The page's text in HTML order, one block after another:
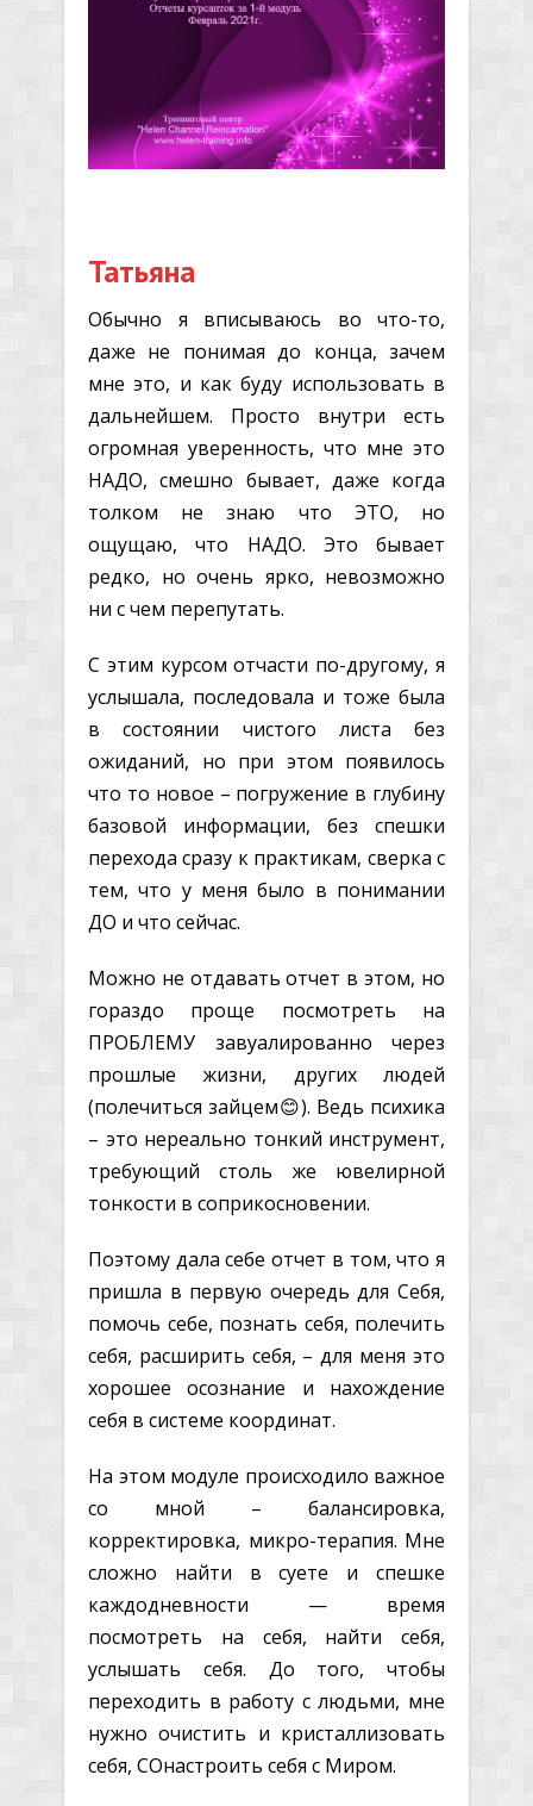
Татьяна
Обычно я вписываюсь во что-то,
даже не понимая до конца, зачем
мне это, и как буду использовать в
дальнейшем. Просто внутри есть
огромная уверенность, что мне это
НАДО, смешно бывает, даже когда
толком не знаю что ЭТО, но
ощущаю, что НАДО. Это бывает
редко, но очень ярко, невозможно
ни с чем перепутать.
С этим курсом отчасти по-другому, я
услышала, последовала и тоже была
в состоянии чистого листа без
ожиданий, но при этом появилось
что то новое – погружение в глубину
базовой информации, без спешки
перехода сразу к практикам, сверка с
тем, что у меня было в понимании
ДО и что сейчас.
Можно не отдавать отчет в этом, но
гораздо проще посмотреть на
ПРОБЛЕМУ завуалированно через
прошлые жизни, других людей
(полечиться зайцем😊). Ведь психика
– это нереально тонкий инструмент,
требующий столь же ювелирной
тонкости в соприкосновении.
Поэтому дала себе отчет в том, что я
пришла в первую очередь для Себя,
помочь себе, познать себя, полечить
себя, расширить себя, – для меня это
хорошее осознание и нахождение
себя в системе координат.
На этом модуле происходило важное
со мной – балансировка,
корректировка, микро-терапия. Мне
сложно найти в суете и спешке
каждодневности — время
посмотреть на себя, найти себя,
услышать себя. До того, чтобы
переходить в работу с людьми, мне
нужно очистить и кристаллизовать
себя, СОнастроить себя с Миром.